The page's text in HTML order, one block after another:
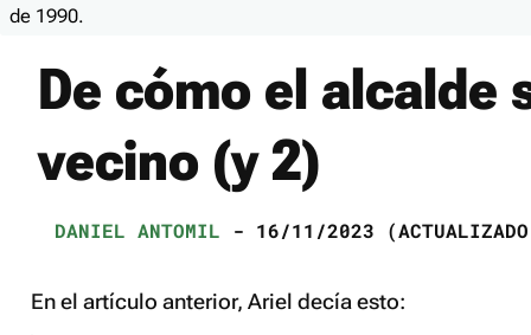
de 1990.
De cómo el alcalde
vecino (y 2)
DANIEL ANTOMIL - 16/11/2023
En el artículo anterior, Ariel decía esto: